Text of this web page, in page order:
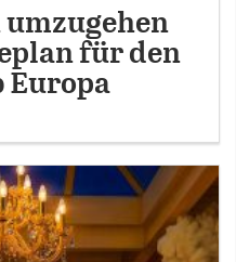
umzugehen
für den
Europa